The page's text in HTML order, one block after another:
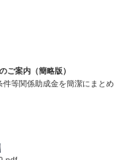
ご案内（簡略版）
等関係助成金を簡潔にまとめ